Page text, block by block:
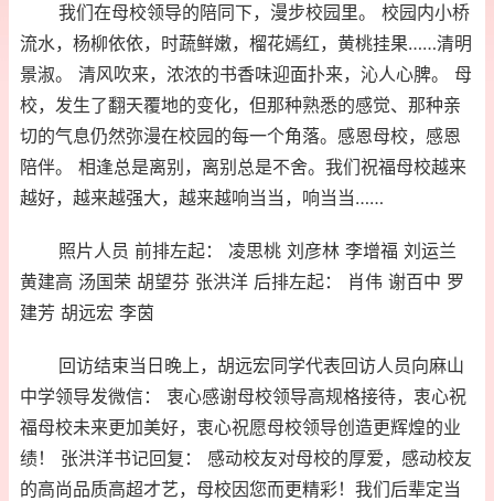
我们在母校领导的陪同下，漫步校园里。 校园内小桥
流水，杨柳依依，时蔬鲜嫩，榴花嫣红，黄桃挂果……清明
景淑。 清风吹来，浓浓的书香味迎面扑来，沁人心脾。 母
校，发生了翻天覆地的变化，但那种熟悉的感觉、那种亲
切的气息仍然弥漫在校园的每一个角落。感恩母校，感恩
陪伴。 相逢总是离别，离别总是不舍。我们祝福母校越来
越好，越来越强大，越来越响当当，响当当……
照片人员 前排左起： 凌思桃 刘彦林 李增福 刘运兰
黄建高 汤国荣 胡望芬 张洪洋 后排左起： 肖伟 谢百中 罗
建芳 胡远宏 李茵
回访结束当日晚上，胡远宏同学代表回访人员向麻山
中学领导发微信： 衷心感谢母校领导高规格接待，衷心祝
福母校未来更加美好，衷心祝愿母校领导创造更辉煌的业
绩！ 张洪洋书记回复： 感动校友对母校的厚爱，感动校友
的高尚品质高超才艺，母校因您而更精彩！我们后辈定当